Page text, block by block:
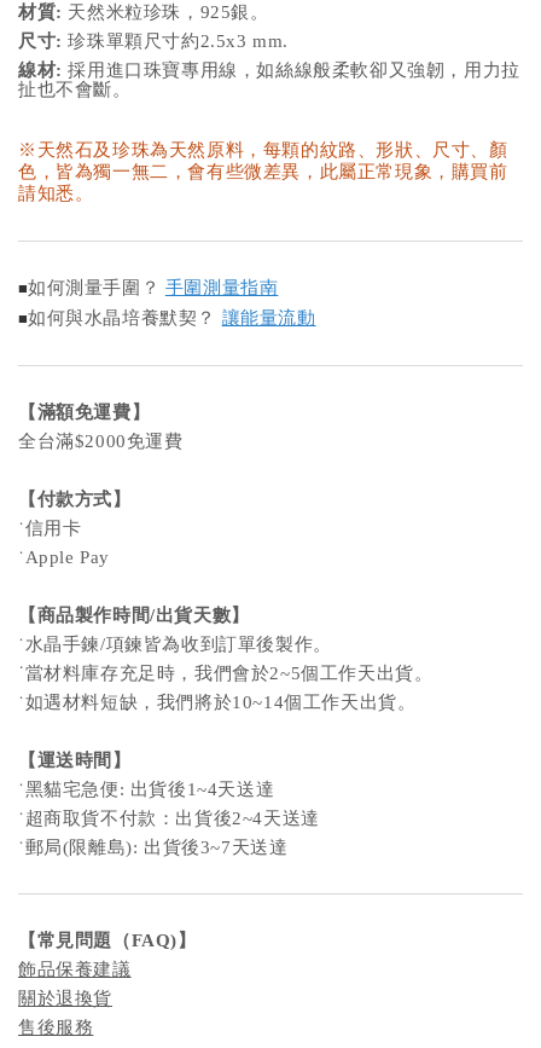
材質: 天然米粒珍珠，925銀。
尺寸:珍珠單顆尺寸約2.5x3 mm.
線材:採用進口珠寶專用線，如絲線般柔軟卻又強韌，用力拉
扯也不會斷。
※天然石及珍珠為天然原料，每顆的紋路、形狀、尺寸、顏
色，皆為獨一無二，會有些微差異，此屬正常現象，購買前
請知悉。
■如何測量手圍？ 手圍測量指南
■如何與水晶培養默契？ 讓能量流動
【滿額免運費】
全台滿$2000免運費
【付款方式】
˙信用卡
˙Apple Pay
【商品製作時間/出貨天數】
˙水晶手鍊/項鍊皆為收到訂單後製作。
˙當材料庫存充足時，我們會於2~5個工作天出貨。
˙如遇材料短缺，我們將於10~14個工作天出貨。
【運送時間】
˙黑貓宅急便: 出貨後1~4天送達
˙超商取貨不付款：出貨後2~4天送達
˙郵局(限離島): 出貨後3~7天送達
【常見問題 （FAQ) 】
飾品保養建議
關於退換貨
售後服務